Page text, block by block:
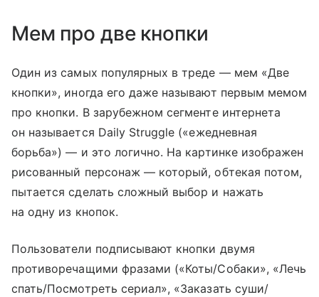
Мем про две кнопки
Один из самых популярных в треде — мем «Две
кнопки», иногда его даже называют первым мемом
про кнопки. В зарубежном сегменте интернета
он называется Daily Struggle («ежедневная
борьба») — и это логично. На картинке изображен
рисованный персонаж — который, обтекая потом,
пытается сделать сложный выбор и нажать
на одну из кнопок.
Пользователи подписывают кнопки двумя
противоречащими фразами («Коты/Собаки», «Лечь
спать/Посмотреть сериал», «Заказать суши/